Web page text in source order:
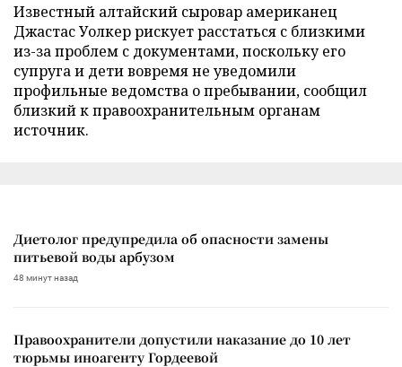
Известный алтайский сыровар американец
Джастас Уолкер рискует расстаться с близкими
из-за проблем с документами, поскольку его
супруга и дети вовремя не уведомили
профильные ведомства о пребывании, сообщил
близкий к правоохранительным органам
источник.
Диетолог предупредила об опасности замены
питьевой воды арбузом
48 минут назад
Правоохранители допустили наказание до 10 лет
тюрьмы иноагенту Гордеевой